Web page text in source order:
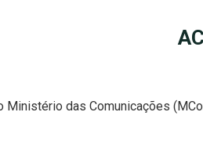
das Comunicações